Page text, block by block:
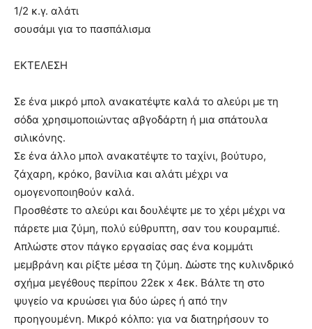
1/2 κ.γ. αλάτι
σουσάμι για το πασπάλισμα
ΕΚΤΕΛΕΣΗ
Σε ένα μικρό μπολ ανακατέψτε καλά το αλεύρι με τη
σόδα χρησιμοποιώντας αβγοδάρτη ή μια σπάτουλα
σιλικόνης.
Σε ένα άλλο μπολ ανακατέψτε το ταχίνι, βούτυρο,
ζάχαρη, κρόκο, βανίλια και αλάτι μέχρι να
ομογενοποιηθούν καλά.
Προσθέστε το αλεύρι και δουλέψτε με το χέρι μέχρι να
πάρετε μια ζύμη, πολύ εύθρυπτη, σαν του κουραμπιέ.
Απλώστε στον πάγκο εργασίας σας ένα κομμάτι
μεμβράνη και ρίξτε μέσα τη ζύμη. Δώστε της κυλινδρικό
σχήμα μεγέθους περίπου 22εκ x 4εκ. Βάλτε τη στο
ψυγείο να κρυώσει για δύο ώρες ή από την
προηγουμένη. Μικρό κόλπο: για να διατηρήσουν το